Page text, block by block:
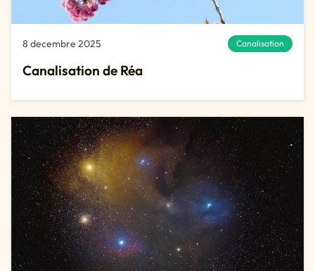
8 decembre 2025 Canalisation
Canalisation de Réa